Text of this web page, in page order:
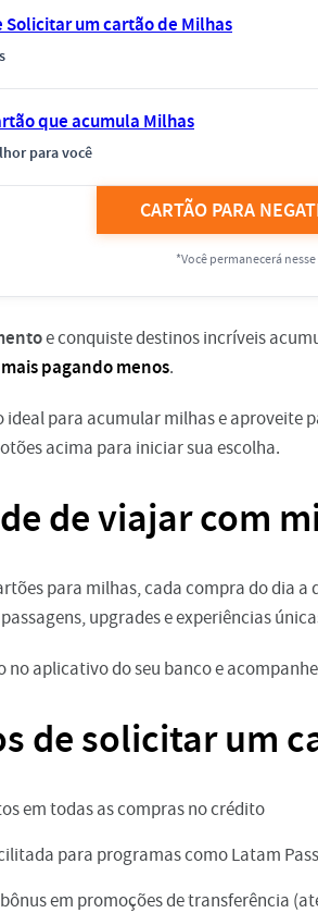
Solicitar um cartão de Milhas
que acumula Milhas
para você
CARTÃO PARA
*Você permanecerá
e conquiste destinos incríveis
pagando menos.
ideal para acumular milhas e aproveite
acima para iniciar sua escolha.
de viajar com
para milhas, cada compra do dia
upgrades e experiências
no aplicativo do seu banco e
de solicitar um
em todas as compras no crédito
para programas como Latam
em promoções de transferência